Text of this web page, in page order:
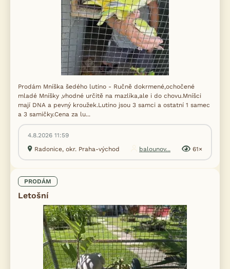
Prodám Mníška šedého lutino - Ručně dokrmené,ochočené
mladé Mníšky ,vhodné určitě na mazlíka,ale i do chovu.Mníšci
mají DNA a pevný kroužek.Lutino jsou 3 samci a ostatní 1 samec
a 3 samičky.Cena za lu...
4.8.2026 11:59
Radonice, okr. Praha-východ
balounov... 61×
PRODÁM
Letošní